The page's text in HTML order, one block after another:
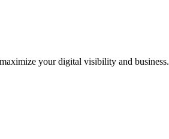
your digital visibility and business.